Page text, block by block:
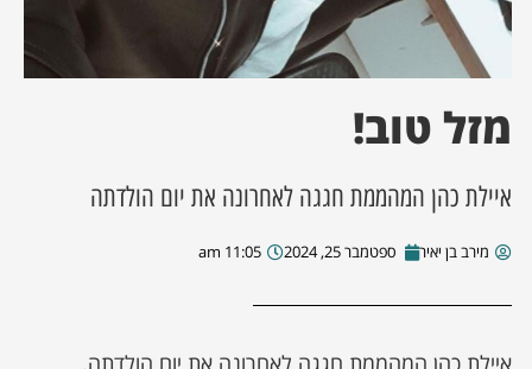
עסקים
מזל טוב!
איילת כהן המהממת חגגה לאחרונה את יום הולדתה
מירב בן יאיר ספטמבר 25, 2024 11:05 am
איילת כהן המהממת חגגה לאחרונה את יום הולדתה.